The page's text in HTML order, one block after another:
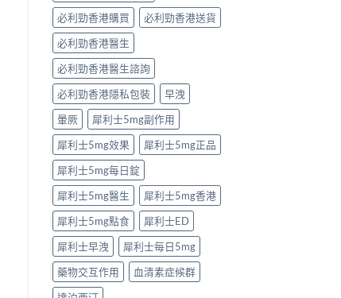
必利勁香港購買
必利勁香港送貨
必利勁香港醫生
必利勁香港醫生諮詢
必利勁香港隱私包裝
早洩
暈厥
犀利士5mg副作用
犀利士5mg效果
犀利士5mg正品
犀利士5mg每日錠
犀利士5mg醫生
犀利士5mg香港
犀利士5mg點食
犀利士ED
犀利士早洩
犀利士每日5mg
藥物交互作用
血清素症候群